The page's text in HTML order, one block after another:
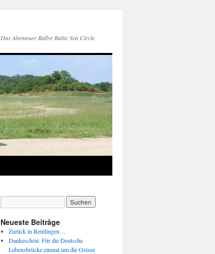
Das Abenteuer Rallye Baltic Sea Circle
Neueste Beiträge
Zurück in Reutlingen…
Dankeschön: Für die Deutsche
Lebensbrücke einmal um die Ostsee